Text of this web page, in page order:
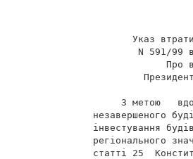
Указ
N 591/99
Про
З метою
незавершеного
інвестування
регіонального
статті 25